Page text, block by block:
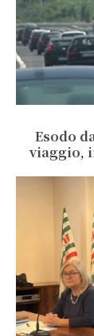
Esodo
viaggio,